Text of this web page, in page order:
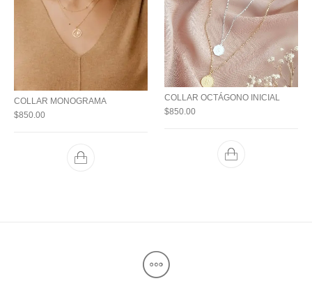
COLLAR MONOGRAMA
$850.00
COLLAR OCTÁGONO INICIAL
$850.00